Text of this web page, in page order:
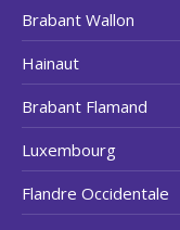
Brabant Wallon
Hainaut
Brabant Flamand
Luxembourg
Flandre Occidentale